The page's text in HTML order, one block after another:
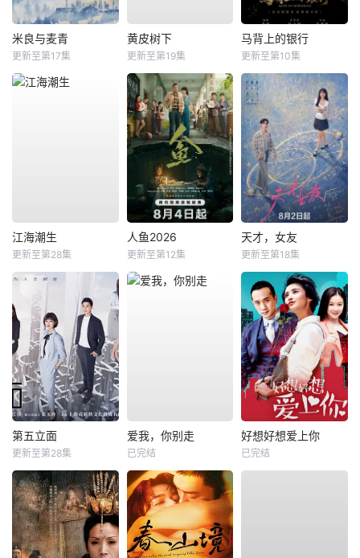
米良与麦青
更新至第17集
黄皮树下
更新至第19集
马背上的银行
更新至第10集
江海潮生
更新至第28集
人鱼2026
更新至第12集
天才，女友
更新至第18集
第五立面
更新至第28集
爱我，你别走
已完结
好想好想爱上你
已完结